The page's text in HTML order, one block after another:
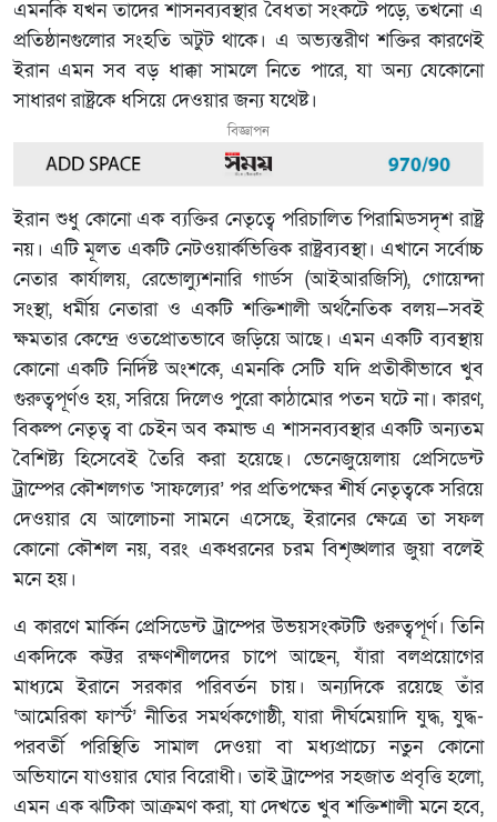
এমনকি যখন তাদের শাসনব্যবস্থার বৈধতা সংকটে পড়ে, তখনো এ
প্রতিষ্ঠানগুলোর সংহতি অটুট থাকে। এ অভ্যন্তরীণ শক্তির কারণেই
ইরান এমন সব বড় ধাক্কা সামলে নিতে পারে, যা অন্য যেকোনো
সাধারণ রাষ্ট্রকে ধসিয়ে দেওয়ার জন্য যথেষ্ট।
বিজ্ঞাপন
ইরান শুধু কোনো এক ব্যক্তির নেতৃত্বে পরিচালিত পিরামিডসদৃশ রাষ্ট্র
নয়। এটি মূলত একটি নেটওয়ার্কভিত্তিক রাষ্ট্রব্যবস্থা। এখানে সর্বোচ্চ
নেতার কার্যালয়, রেভোল্যুশনারি গার্ডস (আইআরজিসি), গোয়েন্দা
সংস্থা, ধর্মীয় নেতারা ও একটি শক্তিশালী অর্থনৈতিক বলয়—সবই
ক্ষমতার কেন্দ্রে ওতপ্রোতভাবে জড়িয়ে আছে। এমন একটি ব্যবস্থায়
কোনো একটি নির্দিষ্ট অংশকে, এমনকি সেটি যদি প্রতীকীভাবে খুব
গুরুত্বপূর্ণও হয়, সরিয়ে দিলেও পুরো কাঠামোর পতন ঘটে না। কারণ,
বিকল্প নেতৃত্ব বা চেইন অব কমান্ড এ শাসনব্যবস্থার একটি অন্যতম
বৈশিষ্ট্য হিসেবেই তৈরি করা হয়েছে। ভেনেজুয়েলায় প্রেসিডেন্ট
ট্রাম্পের কৌশলগত ‘সাফল্যের’ পর প্রতিপক্ষের শীর্ষ নেতৃত্বকে সরিয়ে
দেওয়ার যে আলোচনা সামনে এসেছে, ইরানের ক্ষেত্রে তা সফল
কোনো কৌশল নয়, বরং একধরনের চরম বিশৃঙ্খলার জুয়া বলেই
মনে হয়।
এ কারণে মার্কিন প্রেসিডেন্ট ট্রাম্পের উভয়সংকটটি গুরুত্বপূর্ণ। তিনি
একদিকে কট্টর রক্ষণশীলদের চাপে আছেন, যাঁরা বলপ্রয়োগের
মাধ্যমে ইরানে সরকার পরিবর্তন চায়। অন্যদিকে রয়েছে তাঁর
‘আমেরিকা ফার্স্ট’ নীতির সমর্থকগোষ্ঠী, যারা দীর্ঘমেয়াদি যুদ্ধ, যুদ্ধ-
পরবর্তী পরিস্থিতি সামাল দেওয়া বা মধ্যপ্রাচ্যে নতুন কোনো
অভিযানে যাওয়ার ঘোর বিরোধী। তাই ট্রাম্পের সহজাত প্রবৃত্তি হলো,
এমন এক ঝটিকা আক্রমণ করা, যা দেখতে খুব শক্তিশালী মনে হবে,